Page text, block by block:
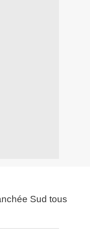
Sud tous